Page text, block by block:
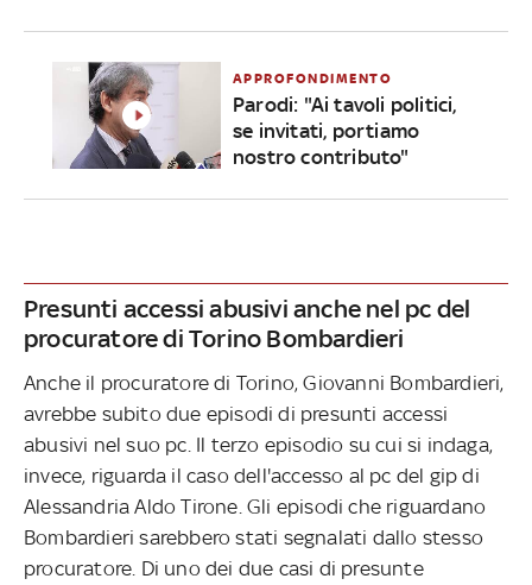
APPROFONDIMENTO
Parodi: "Ai tavoli politici,
se invitati, portiamo
nostro contributo"
Presunti accessi abusivi anche nel pc del
procuratore di Torino Bombardieri
Anche il procuratore di Torino, Giovanni Bombardieri,
avrebbe subito due episodi di presunti accessi
abusivi nel suo pc. Il terzo episodio su cui si indaga,
invece, riguarda il caso dell'accesso al pc del gip di
Alessandria Aldo Tirone. Gli episodi che riguardano
Bombardieri sarebbero stati segnalati dallo stesso
procuratore. Di uno dei due casi di presunte